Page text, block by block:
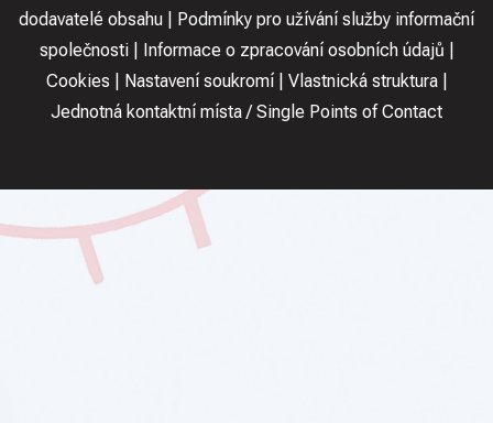
dodavatelé obsahu
Podmínky pro užívání služby informační
společnosti
Informace o zpracování osobních údajů
Cookies
Nastavení soukromí
Vlastnická struktura
Jednotná kontaktní místa / Single Points of Contact